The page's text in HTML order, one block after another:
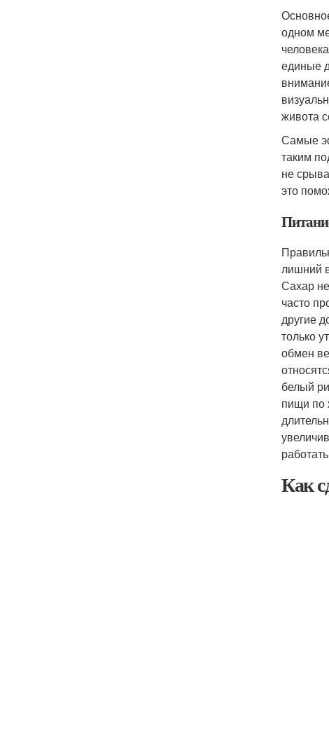
одном
единые
живота
Самые
таким
не
это
лишний
Сахар
часто
другие
только
обмен
белый
пищи по
Как